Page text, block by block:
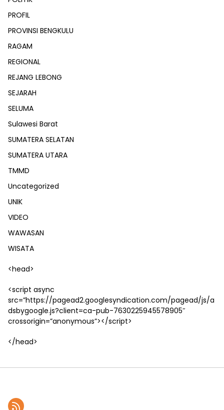
PROFIL
PROVINSI BENGKULU
RAGAM
REGIONAL
REJANG LEBONG
SEJARAH
SELUMA
Sulawesi Barat
SUMATERA SELATAN
SUMATERA UTARA
TMMD
Uncategorized
UNIK
VIDEO
WAWASAN
WISATA
<head>
<script async
src=”https://pagead2.googlesyndication.com/pagead/js/a
dsbygoogle.js?client=ca-pub-7630225945578905″
crossorigin=”anonymous”></script>
</head>